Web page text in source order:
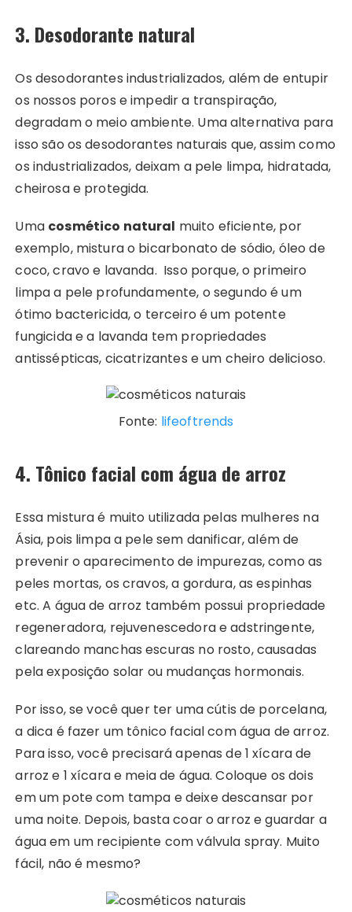
3. Desodorante natural
Os desodorantes industrializados, além de entupir
os nossos poros e impedir a transpiração,
degradam o meio ambiente. Uma alternativa para
isso são os desodorantes naturais que, assim como
os industrializados, deixam a pele limpa, hidratada,
cheirosa e protegida.
Uma cosmético natural muito eficiente, por
exemplo, mistura o bicarbonato de sódio, óleo de
coco, cravo e lavanda. Isso porque, o primeiro
limpa a pele profundamente, o segundo é um
ótimo bactericida, o terceiro é um potente
fungicida e a lavanda tem propriedades
antissépticas, cicatrizantes e um cheiro delicioso.
Fonte: lifeoftrends
4. Tônico facial com água de arroz
Essa mistura é muito utilizada pelas mulheres na
Ásia, pois limpa a pele sem danificar, além de
prevenir o aparecimento de impurezas, como as
peles mortas, os cravos, a gordura, as espinhas
etc. A água de arroz também possui propriedade
regeneradora, rejuvenescedora e adstringente,
clareando manchas escuras no rosto, causadas
pela exposição solar ou mudanças hormonais.
Por isso, se você quer ter uma cútis de porcelana,
a dica é fazer um tônico facial com água de arroz.
Para isso, você precisará apenas de 1 xícara de
arroz e 1 xícara e meia de água. Coloque os dois
em um pote com tampa e deixe descansar por
uma noite. Depois, basta coar o arroz e guardar a
água em um recipiente com válvula spray. Muito
fácil, não é mesmo?